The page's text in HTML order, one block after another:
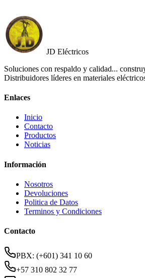
JD Eléctricos
Soluciones con respaldo y calidad...
Distribuidores líderes en materiales
Enlaces
Inicio
Contacto
Productos
Noticias
Información
Nosotros
Devoluciones
Politica de Datos
Terminos y Condiciones
Contacto
PBX: (+601) 341 10 60
+57 310 802 32 77